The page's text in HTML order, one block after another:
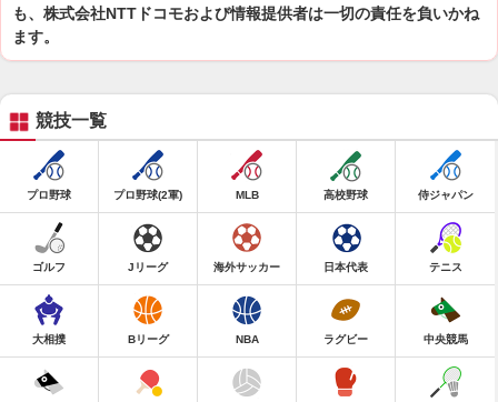
も、株式会社NTTドコモおよび情報提供者は一切の責任を負いかね
ます。
競技一覧
プロ野球 プロ野球(2軍) MLB 高校野球 侍ジャパン
ゴルフ Jリーグ 海外サッカー 日本代表 テニス
大相撲 Bリーグ NBA ラグビー 中央競馬